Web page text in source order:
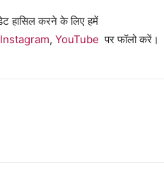
हासिल करने के लिए हमें
Instagram, YouTube पर फॉलो करें।